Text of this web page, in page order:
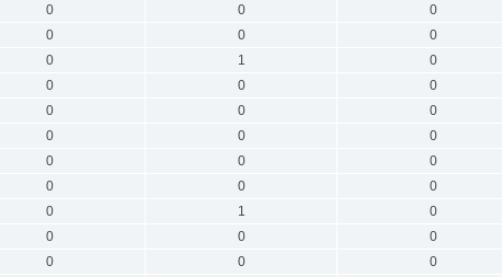
0 0 0
0 0 0
0 1 0
0 0 0
0 0 0
0 0 0
0 0 0
0 0 0
0 1 0
0 0 0
0 0 0